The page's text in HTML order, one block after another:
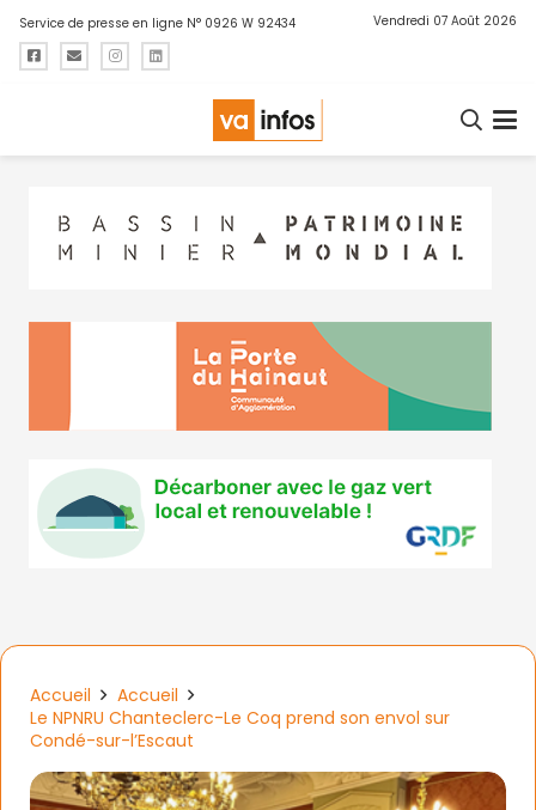
Service de presse en ligne N° 0926 W 92434 Vendredi 07 Août 2026
Accueil
Accueil
Le NPNRU Chanteclerc-Le Coq prend son envol sur
Condé-sur-l’Escaut